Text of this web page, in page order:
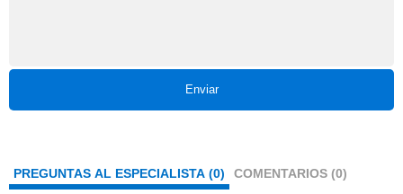
Enviar
PREGUNTAS AL ESPECIALISTA (0) COMENTARIOS (0)